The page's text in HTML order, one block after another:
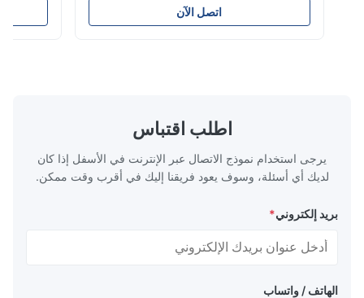
بالتساوي على السطح المطلي ● كثافة ومرونة
جيدة ، ومناسبة للتلميع على جوانب مختلفة ●
اتصل الآن
المنتج
اطلب اقتباس
يرجى استخدام نموذج الاتصال عبر الإنترنت في الأسفل إذا كان
لديك أي أسئلة، وسوف يعود فريقنا إليك في أقرب وقت ممكن.
بريد إلكتروني*
الهاتف / واتساب